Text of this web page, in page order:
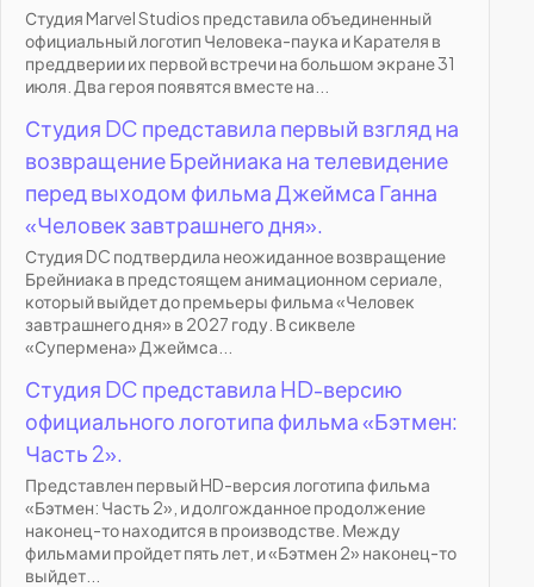
Студия Marvel Studios представила объединенный
официальный логотип Человека-паука и Карателя в
преддверии их первой встречи на большом экране 31
июля. Два героя появятся вместе на...
Студия DC представила первый взгляд на
возвращение Брейниака на телевидение
перед выходом фильма Джеймса Ганна
«Человек завтрашнего дня».
Студия DC подтвердила неожиданное возвращение
Брейниака в предстоящем анимационном сериале,
который выйдет до премьеры фильма «Человек
завтрашнего дня» в 2027 году. В сиквеле
«Супермена» Джеймса...
Студия DC представила HD-версию
официального логотипа фильма «Бэтмен:
Часть 2».
Представлен первый HD-версия логотипа фильма
«Бэтмен: Часть 2», и долгожданное продолжение
наконец-то находится в производстве. Между
фильмами пройдет пять лет, и «Бэтмен 2» наконец-то
выйдет...